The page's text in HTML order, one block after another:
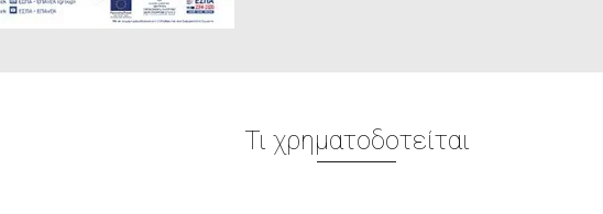
Τι χρηματοδοτείται